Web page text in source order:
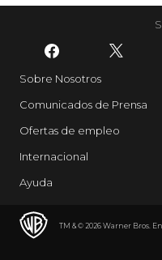
HBO Max
TM & © 2026 Warner Bros.
Sobre Nosotros
Comunicados de Prensa
Ofertas de empleo
Internacional
Ayuda